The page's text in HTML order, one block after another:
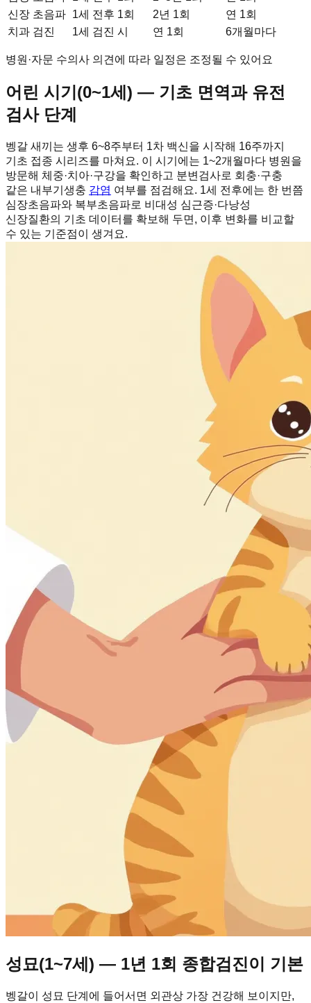
신장 초음파 1세 전후 1회 2년 1회
연 1회
치과 검진
1세 검진 시 연 1회 6개월마다
병원·자문 수의사 의견에 따라 일정은 조정될 수 있어요
어린 시기(0~1세) — 기초 면역과 유전
검사 단계
벵갈 새끼는 생후 6~8주부터 1차 백신을 시작해 16주까지
기초 접종 시리즈를 마쳐요. 이 시기에는 1~2개월마다 병원을
방문해 체중·치아·구강을 확인하고 분변검사로 회충·구충
같은 내부기생충 감염 여부를 점검해요. 1세 전후에는 한 번쯤
심장초음파와 복부초음파로 비대성 심근증·다낭성
신장질환의 기초 데이터를 확보해 두면, 이후 변화를 비교할
수 있는 기준점이 생겨요.
성묘(1~7세) — 1년 1회 종합검진이 기본
벵갈이 성묘 단계에 들어서면 외관상 가장 건강해 보이지만,